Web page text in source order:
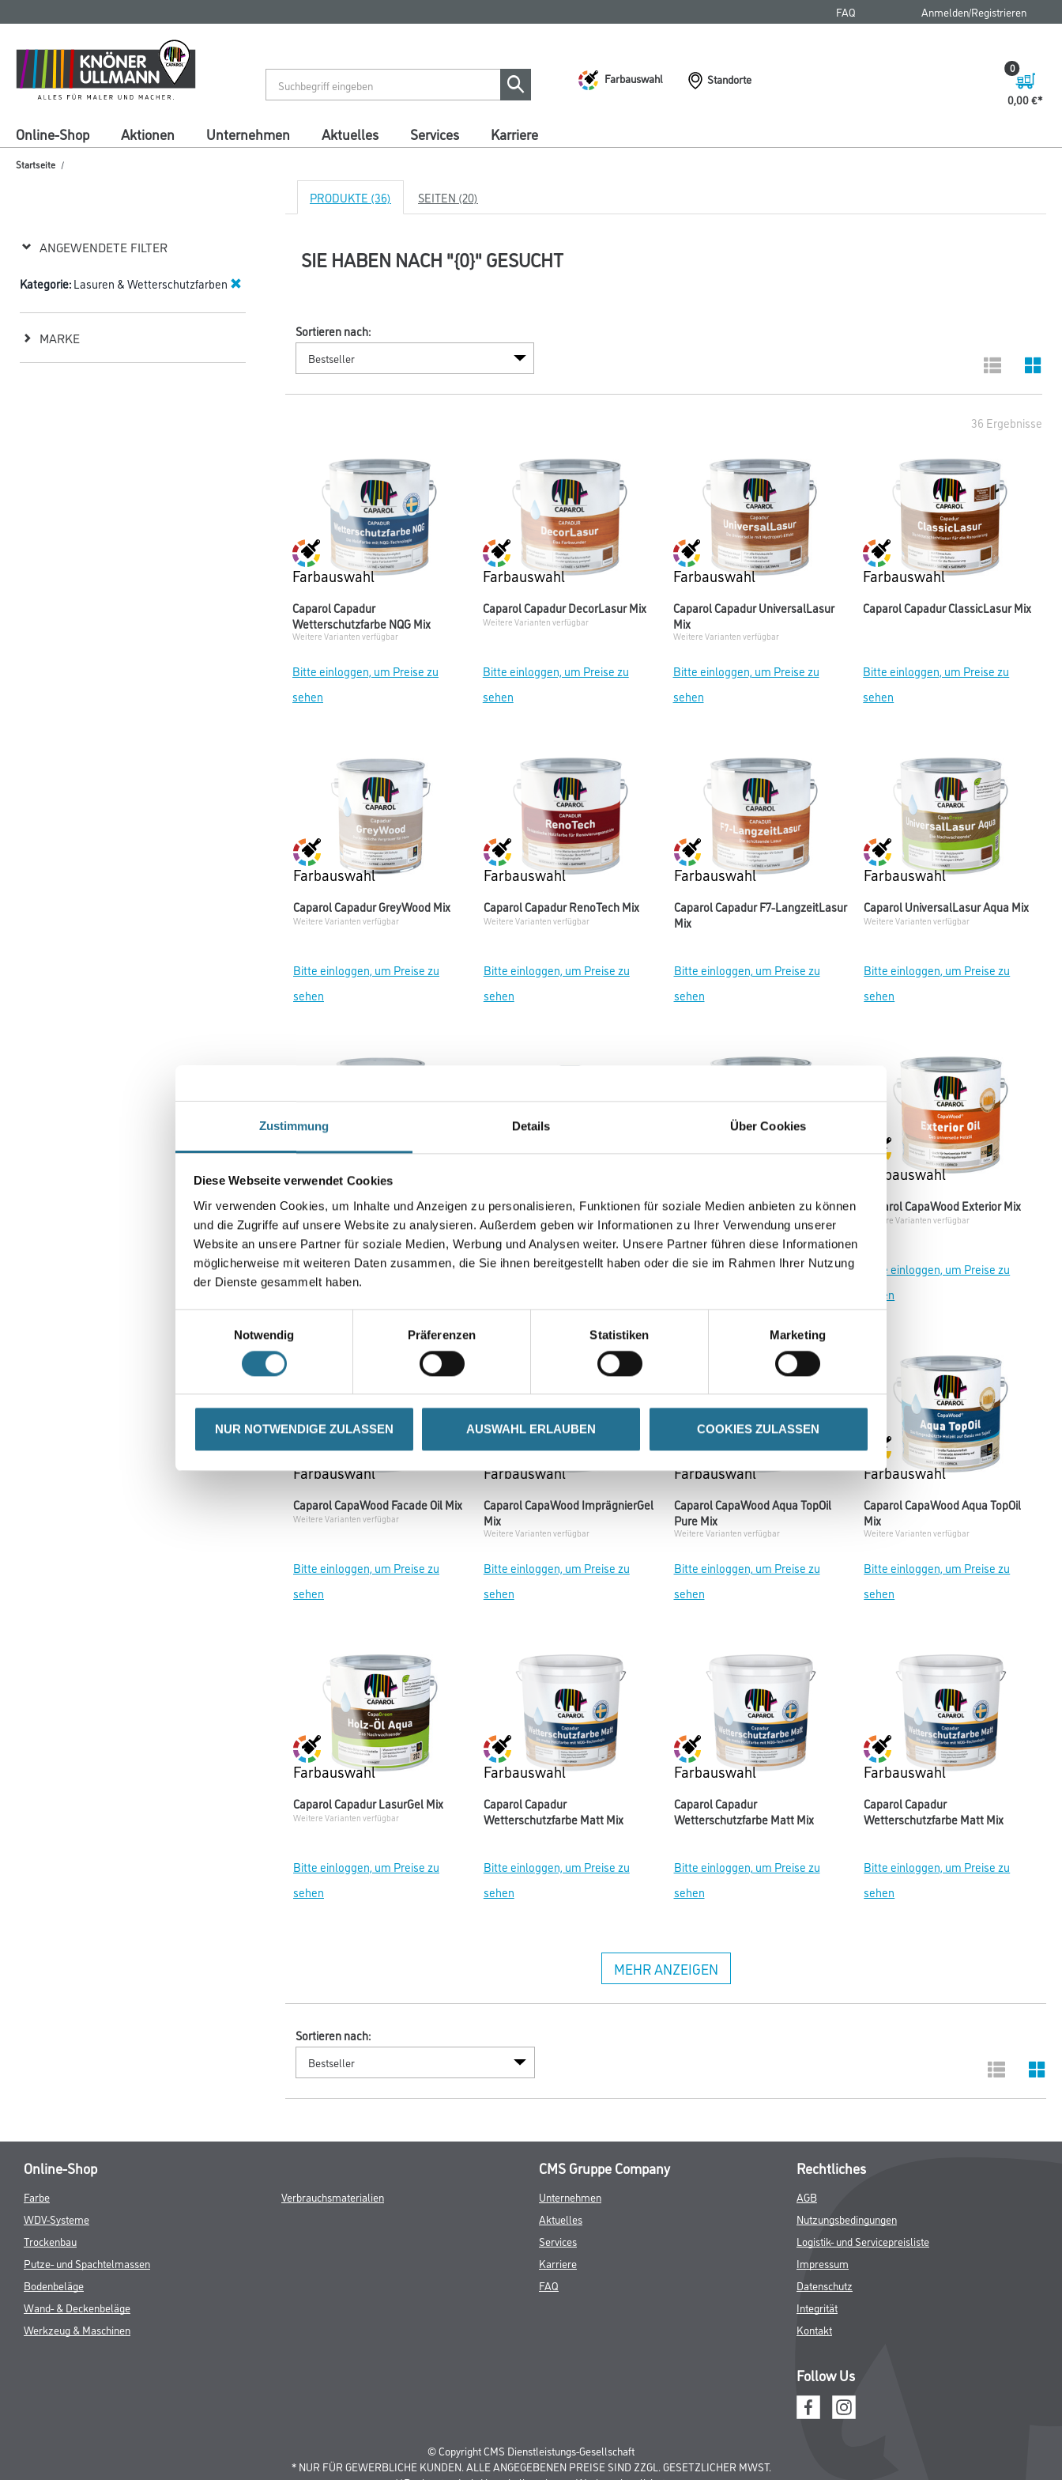
Zustimmung Details Über Cookies
Diese Webseite verwendet Cookies
Wir verwenden Cookies, um Inhalte und Anzeigen zu personalisieren, Funktionen für soziale Medien anbieten zu können
und die Zugriffe auf unsere Website zu analysieren. Außerdem geben wir Informationen zu Ihrer Verwendung unserer
Website an unsere Partner für soziale Medien, Werbung und Analysen weiter. Unsere Partner führen diese Informationen
möglicherweise mit weiteren Daten zusammen, die Sie ihnen bereitgestellt haben oder die sie im Rahmen Ihrer Nutzung
der Dienste gesammelt haben.
Notwendig
Präferenzen Statistiken Marketing
NUR NOTWENDIGE ZULASSEN AUSWAHL ERLAUBEN COOKIES ZULASSEN
springen
springen
FAQ Anmelden/Registrieren
Farbauswahl
Standorte
0,00 €
0
Online-Shop Aktionen Unternehmen Aktuelles Services Karriere
Startseite
ANGEWENDETE FILTER
Kategorie:Lasuren & Wetterschutzfarben
MARKE
PRODUKTE (36) SEITEN (20)
SIE HABEN NACH "{0}" GESUCHT
Sortieren nach:
36 Ergebnisse
Farbauswahl
Caparol Capadur
Wetterschutzfarbe NQG Mix
Weitere Varianten verfügbar
Bitte einloggen, um Preise zu
sehen
Farbauswahl
Caparol Capadur DecorLasur Mix
Weitere Varianten verfügbar
Bitte einloggen, um Preise zu
sehen
Farbauswahl
Caparol Capadur UniversalLasur
Mix
Weitere Varianten verfügbar
Bitte einloggen, um Preise zu
sehen
Farbauswahl
Caparol Capadur ClassicLasur Mix
Bitte einloggen, um Preise zu
sehen
Farbauswahl
Caparol Capadur GreyWood Mix
Weitere Varianten verfügbar
Bitte einloggen, um Preise zu
sehen
Farbauswahl
Caparol Capadur RenoTech Mix
Weitere Varianten verfügbar
Bitte einloggen, um Preise zu
sehen
Farbauswahl
Caparol Capadur F7-LangzeitLasur
Mix
Bitte einloggen, um Preise zu
sehen
Farbauswahl
Caparol UniversalLasur Aqua Mix
Weitere Varianten verfügbar
Bitte einloggen, um Preise zu
sehen
Farbauswahl
Caparol Capadur SilverStyle Mix
Weitere Varianten verfügbar
Bitte einloggen, um Preise zu
Capamix Capadur DecorLasur KF
FTZ 5,0 lt ClMix Farbton Getönt
Weitere Varianten verfügbar
Bitte einloggen, um Preise zu
Caparol CapaWood GreyWood Mix
Weitere Varianten verfügbar
Bitte einloggen, um Preise zu
Farbauswahl
Caparol CapaWood Exterior Mix
Weitere Varianten verfügbar
Bitte einloggen, um Preise zu
sehen
Farbauswahl
Caparol CapaWood Facade Oil Mix
Weitere Varianten verfügbar
Bitte einloggen, um Preise zu
sehen
Farbauswahl
Caparol CapaWood ImprägnierGel
Mix
Weitere Varianten verfügbar
Bitte einloggen, um Preise zu
sehen
Farbauswahl
Caparol CapaWood Aqua TopOil
Pure Mix
Weitere Varianten verfügbar
Bitte einloggen, um Preise zu
sehen
Farbauswahl
Caparol CapaWood Aqua TopOil
Mix
Weitere Varianten verfügbar
Bitte einloggen, um Preise zu
sehen
Farbauswahl
Caparol Capadur LasurGel Mix
Weitere Varianten verfügbar
Bitte einloggen, um Preise zu
sehen
Farbauswahl
Caparol Capadur
Wetterschutzfarbe Matt Mix
Bitte einloggen, um Preise zu
sehen
Farbauswahl
Caparol Capadur
Wetterschutzfarbe Matt Mix
Bitte einloggen, um Preise zu
sehen
Farbauswahl
Caparol Capadur
Wetterschutzfarbe Matt Mix
Bitte einloggen, um Preise zu
sehen
MEHR ANZEIGEN
Sortieren nach:
Online-Shop
Farbe
WDV-Systeme
Trockenbau
Putze- und Spachtelmassen
Bodenbeläge
Wand- & Deckenbeläge
Werkzeug & Maschinen
Verbrauchsmaterialien
CMS Gruppe Company
Unternehmen
Aktuelles
Services
Karriere
FAQ
Rechtliches
AGB
Nutzungsbedingungen
Logistik- und Servicepreisliste
Impressum
Datenschutz
Integrität
Kontakt
Follow Us
© Copyright CMS Dienstleistungs-Gesellschaft
* NUR FÜR GEWERBLICHE KUNDEN. ALLE ANGEGEBENEN PREISE SIND ZZGL. GESETZLICHER MWST.